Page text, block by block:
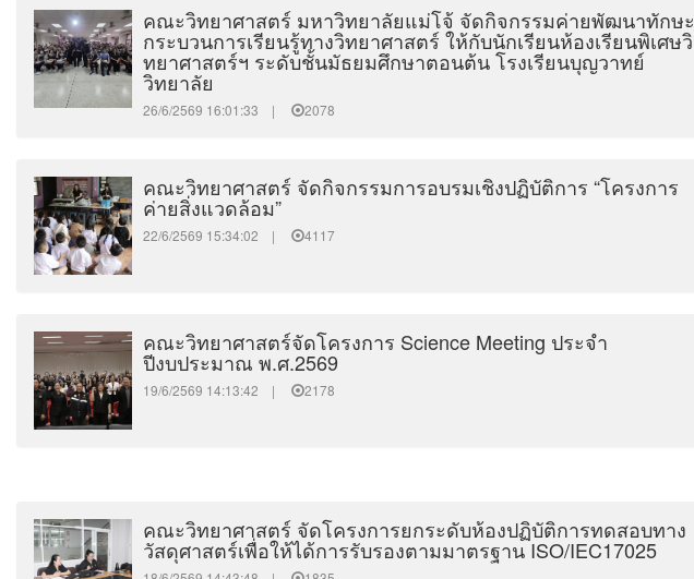
คณะวิทยาศาสตร์ มหาวิทยาลัยแม่โจ้ จัดกิจกรรมค่ายพัฒนาทักษะ
กระบวนการเรียนรู้ทางวิทยาศาสตร์ ให้กับนักเรียนห้องเรียนพิเศษวิ
ทยาศาสตร์ฯ ระดับชั้นมัธยมศึกษาตอนต้น โรงเรียนบุญวาทย์
วิทยาลัย
26/6/2569 16:01:33 | 2078
คณะวิทยาศาสตร์ จัดกิจกรรมการอบรมเชิงปฏิบัติการ “โครงการ
ค่ายสิ่งแวดล้อม”
22/6/2569 15:34:02 | 4117
คณะวิทยาศาสตร์จัดโครงการ Science Meeting ประจำ
ปีงบประมาณ พ.ศ.2569
19/6/2569 14:13:42 | 2178
คณะวิทยาศาสตร์ จัดโครงการยกระดับห้องปฏิบัติการทดสอบทาง
วัสดุศาสตร์เพื่อให้ได้การรับรองตามมาตรฐาน ISO/IEC17025